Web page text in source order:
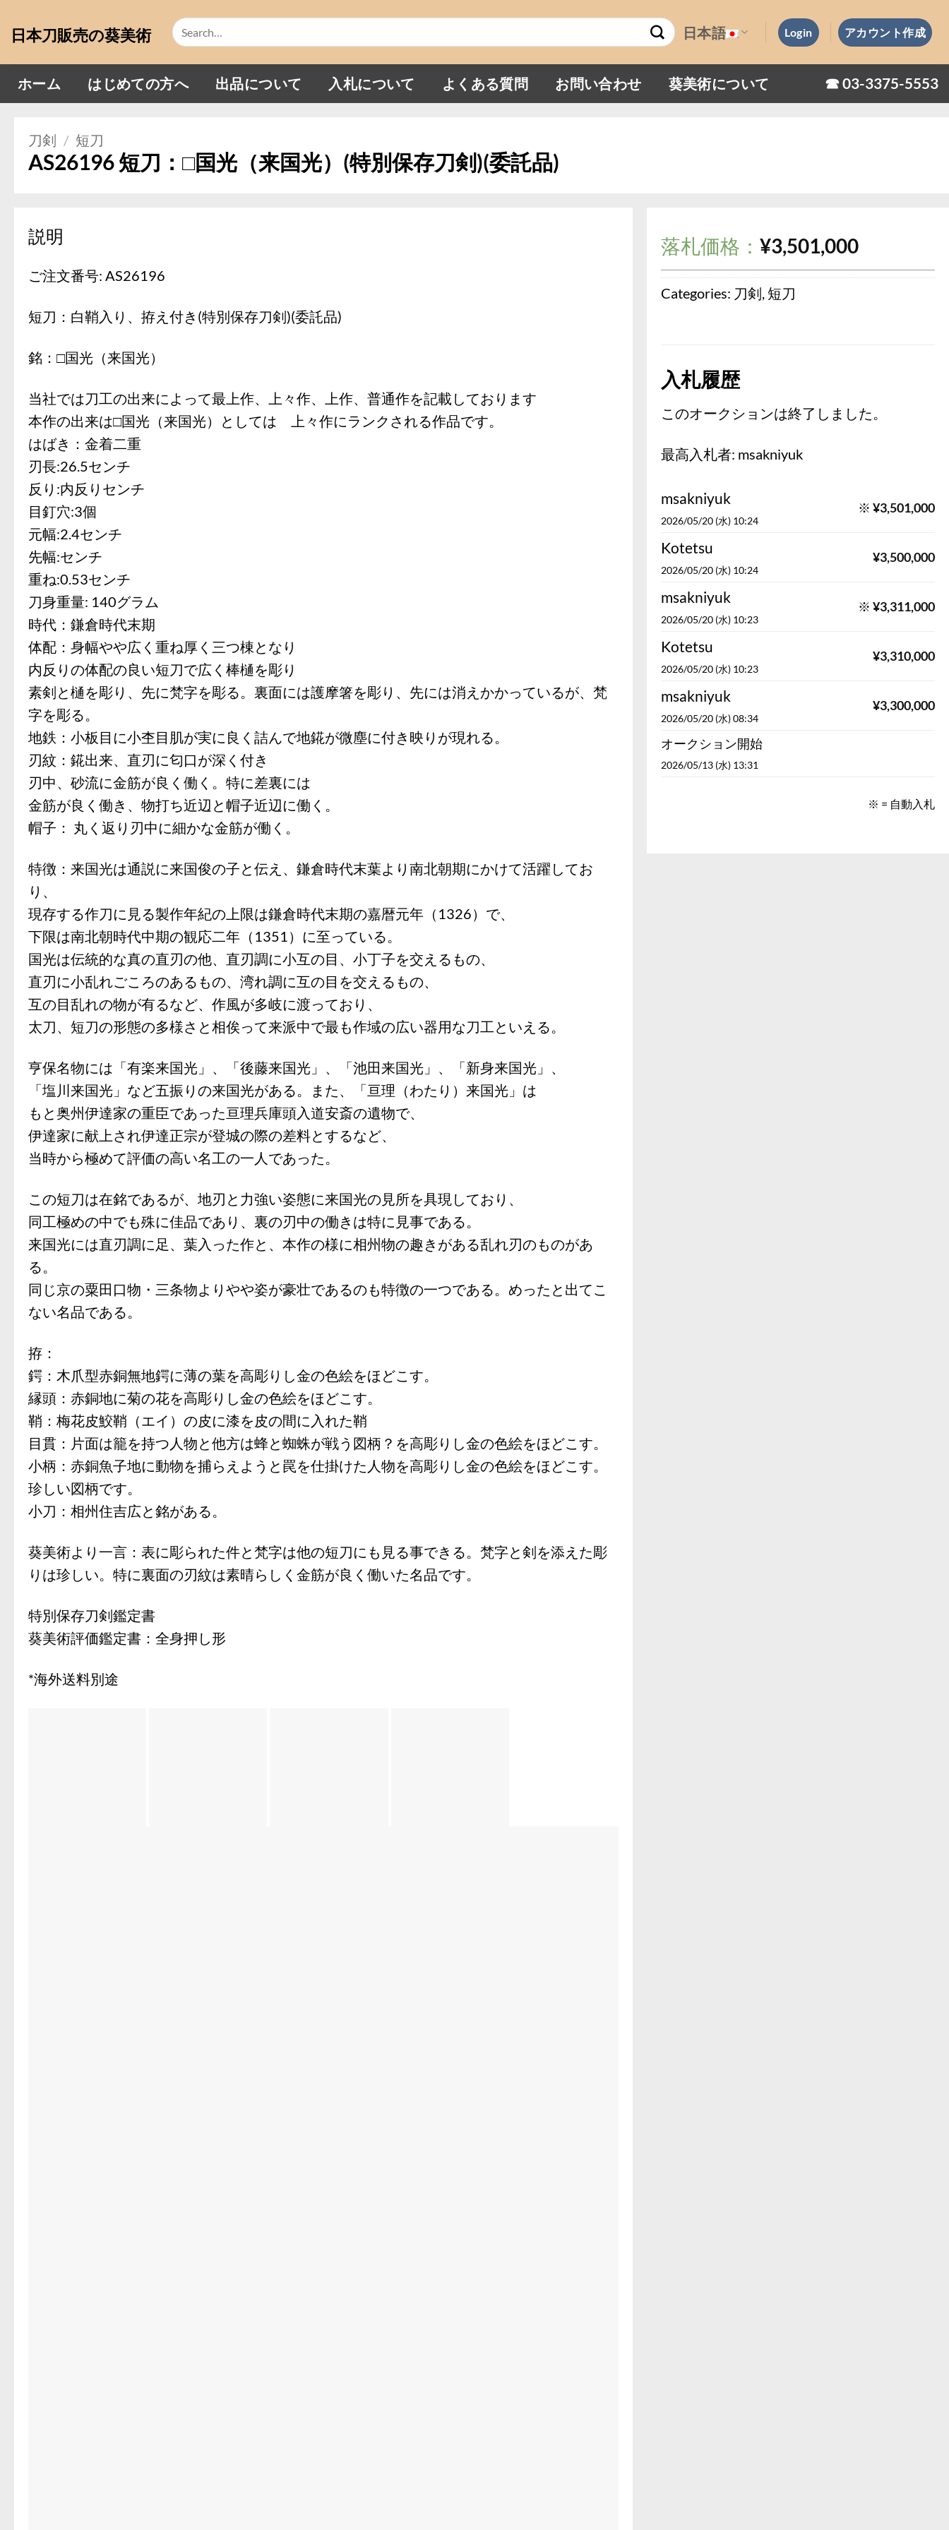
日本刀販売の葵美術
Search
for:
日本語 Login アカウント作成
ホーム はじめての方へ 出品について 入札について よくある質問 お問い合わせ 葵美術について ☎︎ 03-3375-5553
刀剣 / 短刀
AS26196 短刀：□国光（来国光）(特別保存刀剣)(委託品)
説明
ご注文番号: AS26196
短刀：白鞘入り、拵え付き(特別保存刀剣)(委託品)
銘：□国光（来国光）
当社では刀工の出来によって最上作、上々作、上作、普通作を記載しております
本作の出来は□国光（来国光）としては 上々作にランクされる作品です。
はばき：金着二重
刃長:26.5センチ
反り:内反りセンチ
目釘穴:3個
元幅:2.4センチ
先幅:センチ
重ね:0.53センチ
刀身重量: 140グラム
時代：鎌倉時代末期
体配：身幅やや広く重ね厚く三つ棟となり
内反りの体配の良い短刀で広く棒樋を彫り
素剣と樋を彫り、先に梵字を彫る。裏面には護摩箸を彫り、先には消えかかっているが、梵
字を彫る。
地鉄：小板目に小杢目肌が実に良く詰んで地錵が微塵に付き映りが現れる。
刃紋：錵出来、直刃に匂口が深く付き
刃中、砂流に金筋が良く働く。特に差裏には
金筋が良く働き、物打ち近辺と帽子近辺に働く。
帽子： 丸く返り刃中に細かな金筋が働く。
特徴：来国光は通説に来国俊の子と伝え、鎌倉時代末葉より南北朝期にかけて活躍してお
り、
現存する作刀に見る製作年紀の上限は鎌倉時代末期の嘉暦元年（1326）で、
下限は南北朝時代中期の観応二年（1351）に至っている。
国光は伝統的な真の直刃の他、直刃調に小互の目、小丁子を交えるもの、
直刃に小乱れごころのあるもの、湾れ調に互の目を交えるもの、
互の目乱れの物が有るなど、作風が多岐に渡っており、
太刀、短刀の形態の多様さと相俟って来派中で最も作域の広い器用な刀工といえる。
亨保名物には「有楽来国光」、「後藤来国光」、「池田来国光」、「新身来国光」、
「塩川来国光」など五振りの来国光がある。また、「亘理（わたり）来国光」は
もと奥州伊達家の重臣であった亘理兵庫頭入道安斎の遺物で、
伊達家に献上され伊達正宗が登城の際の差料とするなど、
当時から極めて評価の高い名工の一人であった。
この短刀は在銘であるが、地刃と力強い姿態に来国光の見所を具現しており、
同工極めの中でも殊に佳品であり、裏の刃中の働きは特に見事である。
来国光には直刃調に足、葉入った作と、本作の様に相州物の趣きがある乱れ刃のものがあ
る。
同じ京の粟田口物・三条物よりやや姿が豪壮であるのも特徴の一つである。めったと出てこ
ない名品である。
拵：
鍔：木爪型赤銅無地鍔に薄の葉を高彫りし金の色絵をほどこす。
縁頭：赤銅地に菊の花を高彫りし金の色絵をほどこす。
鞘：梅花皮鮫鞘（エイ）の皮に漆を皮の間に入れた鞘
目貫：片面は籠を持つ人物と他方は蜂と蜘蛛が戦う図柄？を高彫りし金の色絵をほどこす。
小柄：赤銅魚子地に動物を捕らえようと罠を仕掛けた人物を高彫りし金の色絵をほどこす。
珍しい図柄です。
小刀：相州住吉広と銘がある。
葵美術より一言：表に彫られた件と梵字は他の短刀にも見る事できる。梵字と剣を添えた彫
りは珍しい。特に裏面の刃紋は素晴らしく金筋が良く働いた名品です。
特別保存刀剣鑑定書
葵美術評価鑑定書：全身押し形
*海外送料別途
落札価格： ¥3,501,000
Categories: 刀剣 短刀
入札履歴
このオークションは終了しました。
最高入札者: msakniyuk
msakniyuk
2026/05/20 (水) 10:24
※ ¥3,501,000
Kotetsu
2026/05/20 (水) 10:24
¥3,500,000
msakniyuk
2026/05/20 (水) 10:23
※ ¥3,311,000
Kotetsu
2026/05/20 (水) 10:23
¥3,310,000
msakniyuk
2026/05/20 (水) 08:34
¥3,300,000
オークション開始
2026/05/13 (水) 13:31
※ = 自動入札